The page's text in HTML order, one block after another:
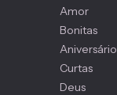
Amor
Bonitas
Aniversário
Curtas
Deus